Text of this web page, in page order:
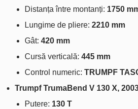
Distanța între montanți: 1750
Lungime de pliere: 2210 mm
Gât: 420 mm
Cursă verticală: 445 mm
Control numeric: TRUMPF
Trumpf TrumaBend V 130 X,
Putere: 130 T